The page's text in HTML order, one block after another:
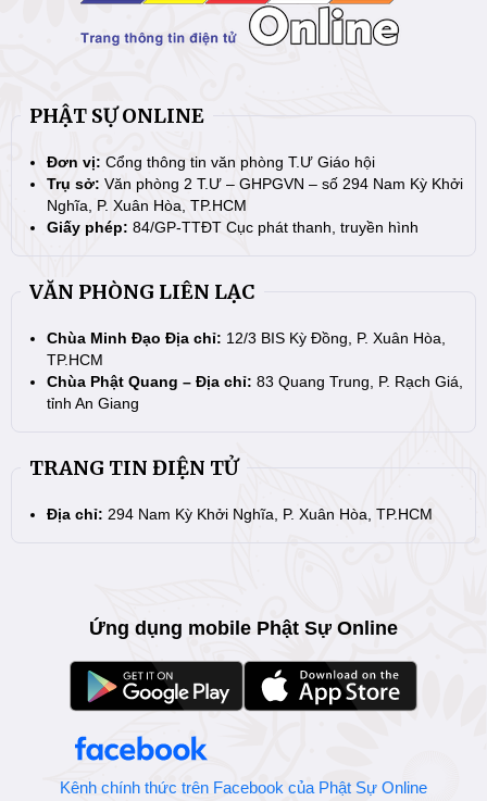
PHẬT SỰ ONLINE
Đơn vị: Cổng thông tin văn phòng T.Ư Giáo hội
Trụ sở: Văn phòng 2 T.Ư – GHPGVN – số 294 Nam Kỳ Khởi
Nghĩa, P. Xuân Hòa, TP.HCM
Giấy phép: 84/GP-TTĐT Cục phát thanh, truyền hình
VĂN PHÒNG LIÊN LẠC
Chùa Minh Đạo Địa chỉ: 12/3 BIS Kỳ Đồng, P. Xuân Hòa,
TP.HCM
Chùa Phật Quang – Địa chỉ: 83 Quang Trung, P. Rạch Giá,
tỉnh An Giang
TRANG TIN ĐIỆN TỬ
Địa chỉ: 294 Nam Kỳ Khởi Nghĩa, P. Xuân Hòa, TP.HCM
Ứng dụng mobile Phật Sự Online
Kênh chính thức trên Facebook của Phật Sự Online